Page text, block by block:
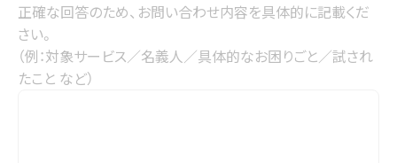
正確な回答のため、お問い合わせ内容を具体的に記載くだ
さい。
（例：対象サービス／名義人／具体的なお困りごと／試され
たこと など）